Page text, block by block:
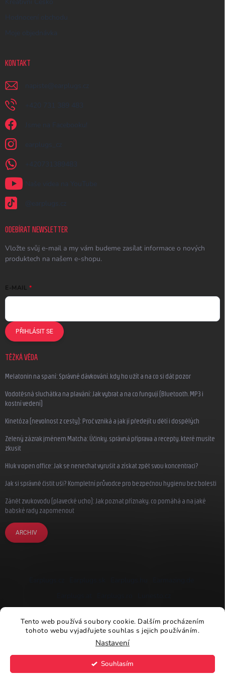
Tento web používá soubory cookie. Dalším procházením
tohoto webu vyjadřujete souhlas s jejich používáním.
Nastavení
Souhlasím
Hodnocení obchodu
Moje objednávka
KONTAKT
napiste @ earplugs.cz
+420 731 389 483
Jsme na Facebooku!
earplugs_cz
+420731389483
Naše videa na YouTube
@earplugs.cz
ODEBÍRAT NEWSLETTER
Vložte svůj e-mail a my vám budeme zasílat informace o nových
produktech na našem e-shopu.
E-MAIL
PŘIHLÁSIT SE
TĚŽKÁ VĚDA
Melatonin na spaní: Správné dávkování, kdy ho užít a na co si dát pozor
Vodotěsná sluchátka na plavání: Jak vybrat a na co fungují (Bluetooth, MP3 i
kostní vedení)
Kinetóza (nevolnost z cesty): Proč vzniká a jak jí předejít u dětí i dospělých
Zelený zázrak jménem Matcha: Účinky, správná příprava a recepty, které musíte
zkusit
Hluk v open office: Jak se nenechat vyrušit a získat zpět svou koncentraci?
Jak si správně čistit uši? Kompletní průvodce pro bezpečnou hygienu bez bolesti
Zánět zvukovodu (plavecké ucho): Jak poznat příznaky, co pomáhá a na jaké
babské rady zapomenout
ARCHIV
Vytvořil Shoptet
Copyright 2026Earplugs.cz. Všechna práva vyhrazena.